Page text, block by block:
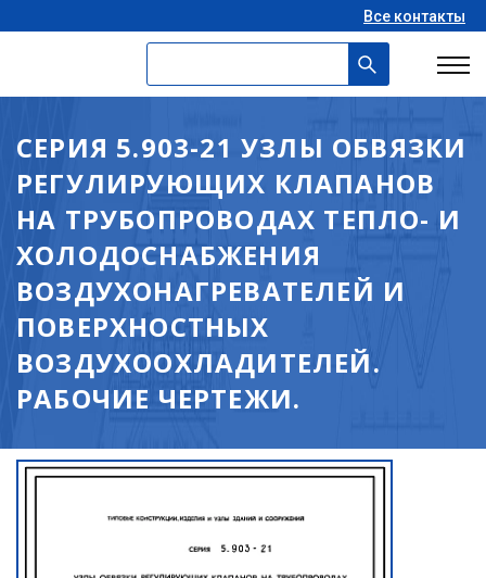
Все контакты
СЕРИЯ 5.903-21 УЗЛЫ ОБВЯЗКИ
РЕГУЛИРУЮЩИХ КЛАПАНОВ
НА ТРУБОПРОВОДАХ ТЕПЛО- И
ХОЛОДОСНАБЖЕНИЯ
ВОЗДУХОНАГРЕВАТЕЛЕЙ И
ПОВЕРХНОСТНЫХ
ВОЗДУХООХЛАДИТЕЛЕЙ.
РАБОЧИЕ ЧЕРТЕЖИ.